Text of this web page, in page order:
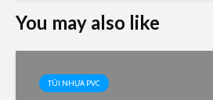
You may also like
TÚI NHỰA PVC